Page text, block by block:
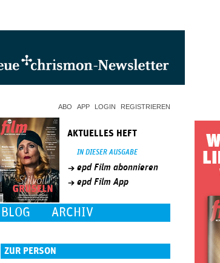
ABO APP LOGIN REGISTRIEREN
AKTUELLES HEFT
IN DIESER AUSGABE
epd Film abonnieren
epd Film App
BLOG ARCHIV
ZUR PERSON